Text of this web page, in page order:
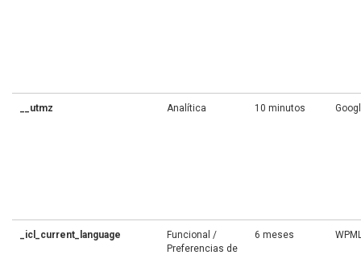
__utmz Analítica 10 minutos
_icl_current_language
Funcional /
Preferencias de
6 meses